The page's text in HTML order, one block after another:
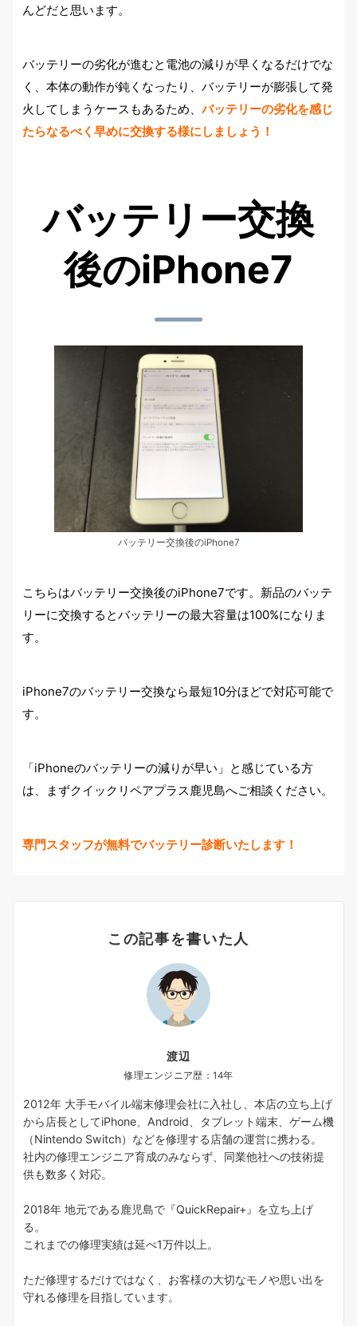
んどだと思います。
バッテリーの劣化が進むと電池の減りが早くなるだけでな
く、本体の動作が鈍くなったり、バッテリーが膨張して発
火してしまうケースもあるため、バッテリーの劣化を感じ
たらなるべく早めに交換する様にしましょう！
バッテリー交換
後のiPhone7
バッテリー交換後のiPhone7
こちらはバッテリー交換後のiPhone7です。新品のバッテ
リーに交換するとバッテリーの最大容量は100%になりま
す。
iPhone7のバッテリー交換なら最短10分ほどで対応可能で
す。
「iPhoneのバッテリーの減りが早い」と感じている方
は、まずクイックリペアプラス鹿児島へご相談ください。
専門スタッフが無料でバッテリー診断いたします！
この記事を書いた人
渡辺
修理エンジニア歴：14年
2012年 大手モバイル端末修理会社に入社し、本店の立ち上げ
から店長としてiPhone、Android、タブレット端末、ゲーム機
（Nintendo Switch）などを修理する店舗の運営に携わる。
社内の修理エンジニア育成のみならず、同業他社への技術提
供も数多く対応。
2018年 地元である鹿児島で『QuickRepair+』を立ち上げ
る。
これまでの修理実績は延べ1万件以上。
ただ修理するだけではなく、お客様の大切なモノや思い出を
守れる修理を目指しています。